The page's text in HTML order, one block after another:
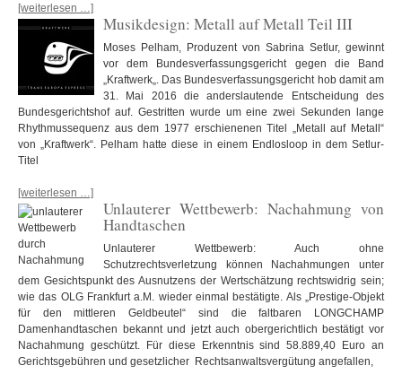
[weiterlesen …]
Musikdesign: Metall auf Metall Teil III
Moses Pelham, Produzent von Sabrina Setlur, gewinnt
vor dem Bundesverfassungsgericht gegen die Band
„Kraftwerk„. Das Bundesverfassungsgericht hob damit am
31. Mai 2016 die anderslautende Entscheidung des
Bundesgerichtshof auf. Gestritten wurde um eine zwei Sekunden lange
Rhythmussequenz aus dem 1977 erschienenen Titel „Metall auf Metall“
von „Kraftwerk“. Pelham hatte diese in einem Endlosloop in dem Setlur-
Titel
[weiterlesen …]
Unlauterer Wettbewerb: Nachahmung von
Handtaschen
Unlauterer Wettbewerb: Auch ohne
Schutzrechtsverletzung können Nachahmungen unter
dem Gesichtspunkt des Ausnutzens der Wertschätzung rechtswidrig sein;
wie das OLG Frankfurt a.M. wieder einmal bestätigte. Als „Prestige-Objekt
für den mittleren Geldbeutel“ sind die faltbaren LONGCHAMP
Damenhandtaschen bekannt und jetzt auch obergerichtlich bestätigt vor
Nachahmung geschützt. Für diese Erkenntnis sind 58.889,40 Euro an
Gerichtsgebühren und gesetzlicher Rechtsanwaltsvergütung angefallen,